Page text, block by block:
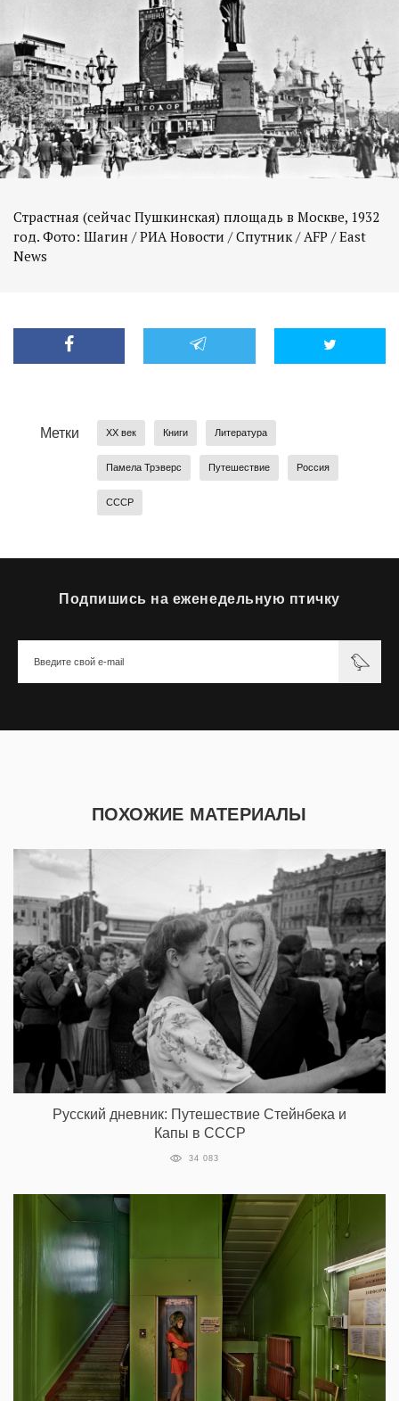
Страстная (сейчас Пушкинская) площадь в Москве, 1932
год. Фото: Шагин / РИА Новости / Спутник / AFP / East
News
Метки XX век Книги Литература
Памела Трэверс Путешествие Россия
СССР
Подпишись на еженедельную птичку
ПОХОЖИЕ МАТЕРИАЛЫ
Русский дневник: Путешествие Стейнбека и
Капы в СССР
34 083